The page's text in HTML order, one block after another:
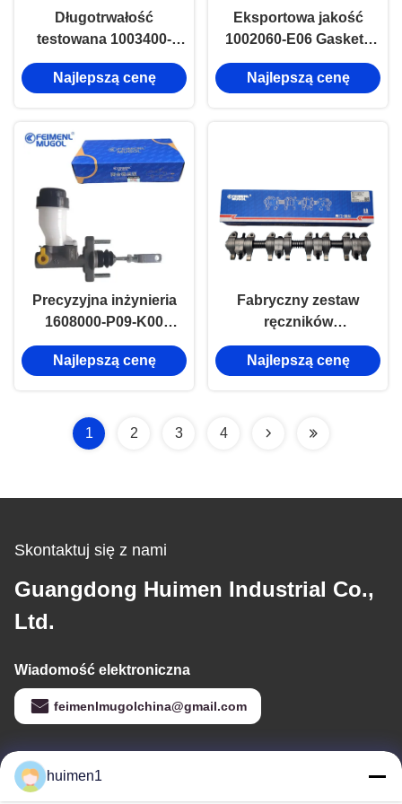
Długotrwałość
testowana 1003400-
ED01 Gasketa głowicy
cylindra do silnika
Najlepszą cenę
Eksportowa jakość
1002060-E06 Gasketa
głowicy cylindrowej do
Great Wall 2.8TC,
Najlepszą cenę
Precyzyjna inżynieria
1608000-P09-K00
Cylinder główny
sprzęgła do Wielkiego
Najlepszą cenę
Fabryczny zestaw
ręczników
1007100BBB1 do
Wielkiego Muru 2.8TC &
Najlepszą cenę
1 2 3 4
Skontaktuj się z nami
Guangdong Huimen Industrial Co.,
Ltd.
Wiadomość elektroniczna
feimenlmugolchina@gmail.com
Nasz adres
huimen1